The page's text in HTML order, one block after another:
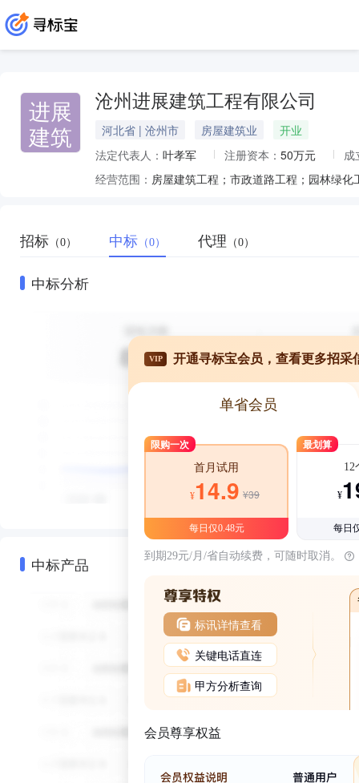
进展
建筑
沧州进展建筑工程有限公司
河北省 | 沧州市 房屋建筑业
开业
法定代表人： 叶孝军 注册资本： 50万元
成
经营范围：
招标 （0） 中标 （0） 代理 （0）
中标分析
中标产品
VIP 开通寻标宝会员，查看更多招采
单省会员
限购一次
首月试用
¥14.9 ¥39
每日仅0.48元
最划算
12
¥
每日
到期29元/月/省自动续费，可随时取消。
标讯详情查看
关键电话直连
甲方分析查询
会员尊享权益